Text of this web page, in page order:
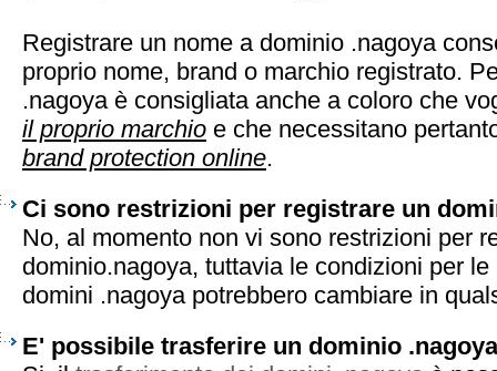
Registrare un nome a dominio .nagoya
proprio nome, brand o marchio registrato.
.nagoya è consigliata anche a coloro che
il proprio marchio e che necessitano
brand protection online.
Ci sono restrizioni per registrare un
No, al momento non vi sono restrizioni per
dominio.nagoya, tuttavia le condizioni per
domini .nagoya potrebbero cambiare in
E' possibile trasferire un dominio